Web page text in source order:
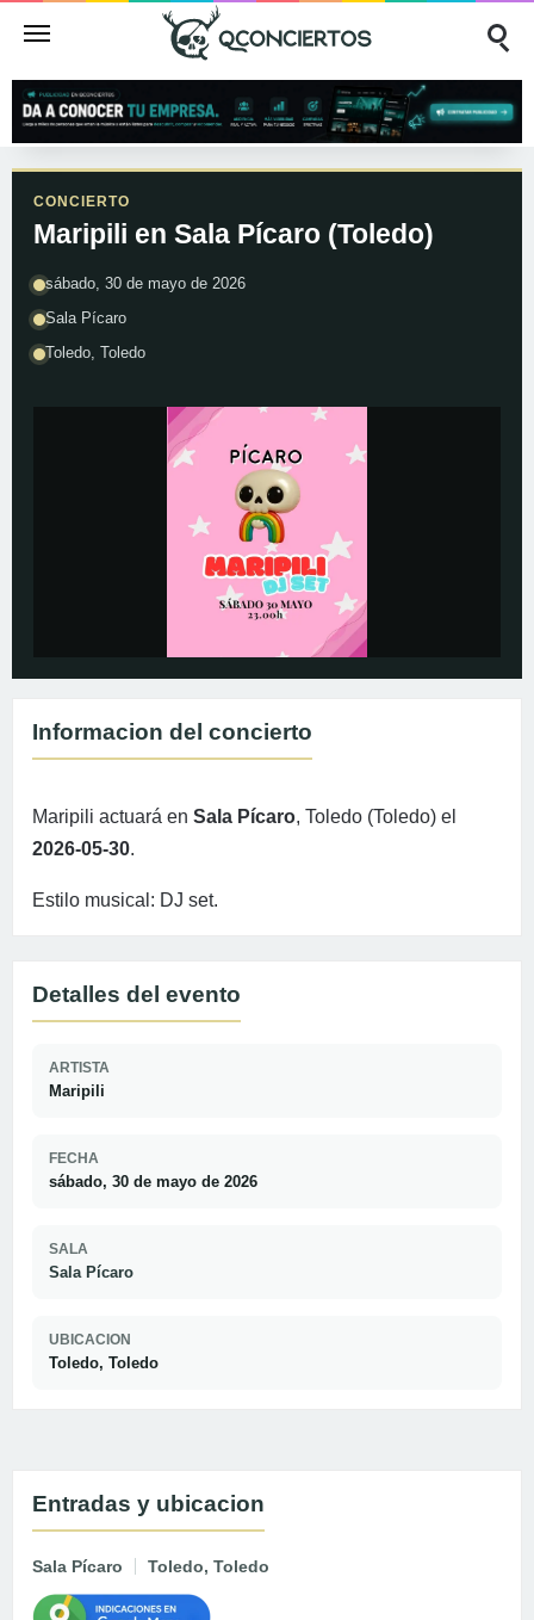
CONCIERTO
Maripili en Sala Pícaro (Toledo)
sábado, 30 de mayo de 2026
Sala Pícaro
Toledo, Toledo
Informacion del concierto
Maripili actuará en Sala Pícaro, Toledo (Toledo) el
2026-05-30.
Estilo musical: DJ set.
Detalles del evento
ARTISTA
Maripili
FECHA
sábado, 30 de mayo de 2026
SALA
Sala Pícaro
UBICACION
Toledo, Toledo
Entradas y ubicacion
Sala Pícaro Toledo, Toledo